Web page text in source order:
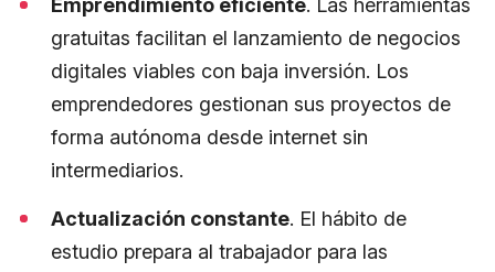
Emprendimiento eficiente. Las herramientas
gratuitas facilitan el lanzamiento de negocios
digitales viables con baja inversión. Los
emprendedores gestionan sus proyectos de
forma autónoma desde internet sin
intermediarios.
Actualización constante. El hábito de
estudio prepara al trabajador para las